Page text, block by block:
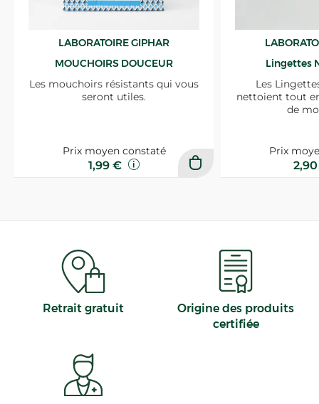
LABORATOIRE GIPHAR
MOUCHOIRS DOUCEUR
Les mouchoirs résistants qui vous
seront utiles.
Prix moyen constaté
1,99 €
Lingettes
Les
nettoient tout
de
Prix
Retrait gratuit
Origine des produits
certifiée